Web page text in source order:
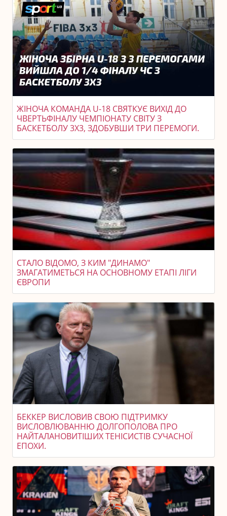
ЖІНОЧА КОМАНДА U-18 СВЯТКУЄ ВИХІД ДО
ЧВЕРТЬФІНАЛУ ЧЕМПІОНАТУ СВІТУ З
БАСКЕТБОЛУ 3X3, ЗДОБУВШИ ТРИ ПЕРЕМОГИ.
СТАЛО ВІДОМО, З КИМ "ДИНАМО"
ЗМАГАТИМЕТЬСЯ НА ОСНОВНОМУ ЕТАПІ ЛІГИ
ЄВРОПИ
БЕККЕР ВИСЛОВИВ СВОЮ ПІДТРИМКУ
ВИСЛОВЛЮВАННЮ ДОЛГОПОЛОВА ПРО
НАЙТАЛАНОВИТІШИХ ТЕНІСИСТІВ СУЧАСНОЇ
ЕПОХИ.